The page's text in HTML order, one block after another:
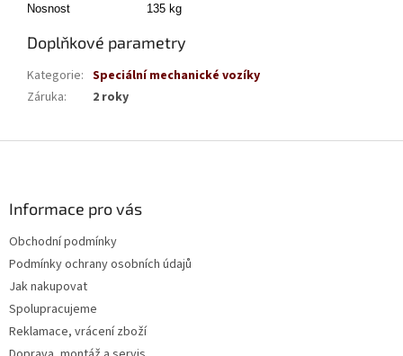
Nosnost
135 kg
Doplňkové parametry
Kategorie: Speciální mechanické vozíky
Záruka: 2 roky
Informace pro vás
Obchodní podmínky
Podmínky ochrany osobních údajů
Jak nakupovat
Spolupracujeme
Reklamace, vrácení zboží